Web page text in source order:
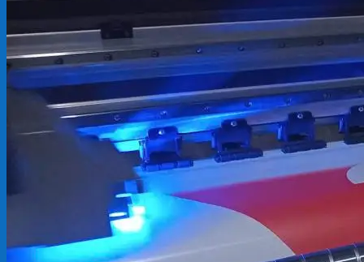
In Tem Nhãn
In Decal
Tin tức
Tin Tức In Kỹ Thuật Số
Tin Tức In UV
Tin tức công ty
Tuyển dụng
Câu hỏi thường gặp
kiếm: